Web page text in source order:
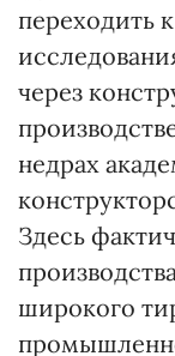
переходить
через
недрах
Здесь
широкого